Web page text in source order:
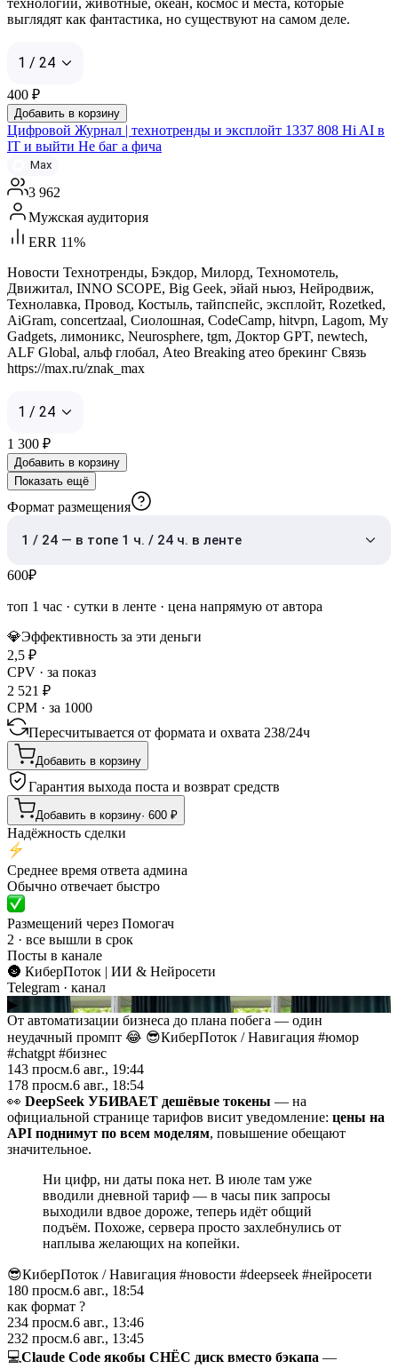
выглядят как фантастика, но существуют на самом деле.
1 / 24
400 ₽
Добавить в корзину
Цифровой Журнал | технотренды и эксплойт 1337 808 Hi AI в
IT и выйти Не баг а фича
Max
3 962
Мужская аудитория
ERR 11%
Новости Технотренды, Бэкдор, Милорд, Техномотель,
Движитал, INNO SCOPE, Big Geek, эйай ньюз, Нейродвиж,
Технолавка, Провод, Костыль, тайпспейс, эксплойт, Rozetked,
AiGram, concertzaal, Сиолошная, CodeCamp, hitvpn, Lagom, My
Gadgets, лимоникс, Neurosphere, tgm, Доктор GPT, newtech,
ALF Global, альф глобал, Ateo Breaking атео брекинг Связь
https://max.ru/znak_max
1 / 24
1 300 ₽
Добавить в корзину
Показать ещё
Формат размещения
1 / 24 — в топе 1 ч. / 24 ч. в ленте
600₽
топ 1 час · сутки в ленте · цена напрямую от автора
💎Эффективность за эти деньги
2,5 ₽
CPV · за показ
2 521 ₽
CPM · за 1000
Пересчитывается от формата и охвата 238/24ч
Добавить в корзину
Гарантия выхода поста и возврат средств
Добавить в корзину· 600 ₽
Надёжность сделки
Среднее время ответа админа
Обычно отвечает быстро
Размещений через Помогач
2 · все вышли в срок
Посты в канале
🌚 КиберПоток | ИИ & Нейросети
Telegram · канал
▶
От автоматизации бизнеса до плана побега — один
неудачный промпт 😂 😎КиберПоток / Навигация #юмор
#chatgpt #бизнес
143 просм.6 авг., 19:44
178 просм.6 авг., 18:54
👀 DeepSeek УБИВАЕТ дешёвые токены — на
официальной странице тарифов висит уведомление: цены на
API поднимут по всем моделям, повышение обещают
значительное.
Ни цифр, ни даты пока нет. В июле там уже
вводили дневной тариф — в часы пик запросы
выходили вдвое дороже, теперь идёт общий
подъём. Похоже, сервера просто захлебнулись от
наплыва желающих на копейки.
😎КиберПоток / Навигация #новости #deepseek #нейросети
180 просм.6 авг., 18:54
как формат ?
234 просм.6 авг., 13:46
232 просм.6 авг., 13:45
💻Claude Code якобы СНЁС диск вместо бэкапа —